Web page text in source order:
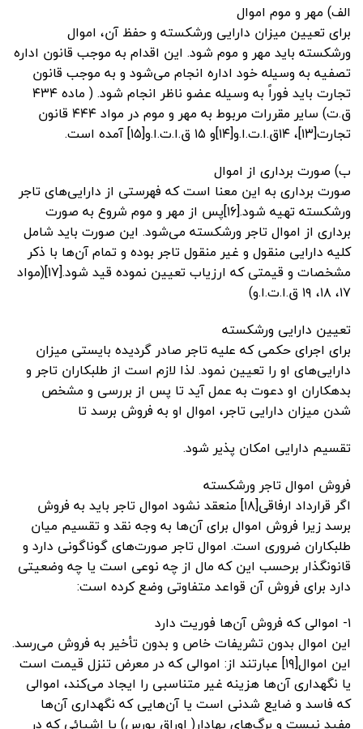
الف) مهر و موم اموال
برای تعیین میزان دارایی ورشکسته و حفظ آن، اموال
ورشکسته باید مهر و موم شود. این اقدام به موجب قانون اداره
تصفیه به وسیله خود اداره انجام می‌شود و به موجب قانون
تجارت باید فوراً به وسیله عضو ناظر انجام شود. ( ماده ۴۳۴
ق.ت) سایر مقررات مربوط به مهر و موم در مواد ۴۴۴ قانون
تجارت[۱۳]، ۱۴ق.ا.ت.ا.و[۱۴]و ۱۵ ق.ا.ت.ا.و[۱۵] آمده است.
ب) صورت برداری از اموال
صورت برداری به این معنا است که فهرستی از دارایی‌های تاجر
ورشکسته تهیه شود.[۱۶]پس از مهر و موم شروع به صورت
برداری از اموال تاجر ورشکسته می‌شود. این صورت باید شامل
کلیه دارایی منقول و غیر منقول تاجر بوده و تمام آن‌ها با ذکر
مشخصات و قیمتی که ارزیاب تعیین نموده قید شود.[۱۷](مواد
۱۷، ۱۸، ۱۹ ق.ا.ت.ا.و)
تعیین دارایی ورشکسته
برای اجرای حکمی که علیه تاجر صادر گردیده بایستی میزان
دارایی‌های او را تعیین نمود. لذا لازم است از طلبکاران تاجر و
بدهکاران او دعوت به عمل آید تا پس از بررسی و مشخص
شدن میزان دارایی تاجر، اموال او به فروش برسد تا
تقسیم دارایی امکان پذیر شود.
فروش اموال تاجر ورشکسته
اگر قرارداد ارفاقی[۱۸] منعقد نشود اموال تاجر باید به فروش
برسد زیرا فروش اموال برای آن‌ها به وجه نقد و تقسیم میان
طلبکاران ضروری است. اموال تاجر صورت‌های گوناگونی دارد و
قانونگذار برحسب این که مال از چه نوعی است یا چه وضعیتی
دارد برای فروش آن قواعد متفاوتی وضع کرده است:
۱- اموالی که فروش آن‌ها فوریت دارد
این اموال بدون تشریفات خاص و بدون تأخیر به فروش می‌رسد.
این اموال[۱۹] عبارتند از: اموالی که در معرض تنزل قیمت است
یا نگهداری آن‌ها هزینه غیر متناسبی را ایجاد می‌کند، اموالی
که فاسد و ضایع شدنی است یا آن‌هایی که نگهداری آن‌ها